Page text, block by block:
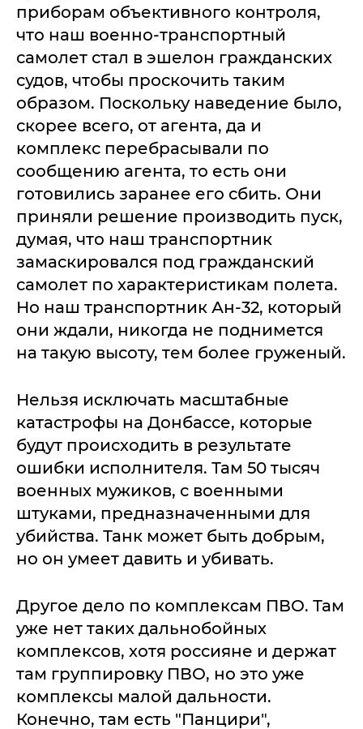
приборам объективного контроля,
что наш военно-транспортный
самолет стал в эшелон гражданских
судов, чтобы проскочить таким
образом. Поскольку наведение было,
скорее всего, от агента, да и
комплекс перебрасывали по
сообщению агента, то есть они
готовились заранее его сбить. Они
приняли решение производить пуск,
думая, что наш транспортник
замаскировался под гражданский
самолет по характеристикам полета.
Но наш транспортник Ан-32, который
они ждали, никогда не поднимется
на такую высоту, тем более груженый.
Нельзя исключать масштабные
катастрофы на Донбассе, которые
будут происходить в результате
ошибки исполнителя. Там 50 тысяч
военных мужиков, с военными
штуками, предназначенными для
убийства. Танк может быть добрым,
но он умеет давить и убивать.
Другое дело по комплексам ПВО. Там
уже нет таких дальнобойных
комплексов, хотя россияне и держат
там группировку ПВО, но это уже
комплексы малой дальности.
Конечно, там есть "Панцири",